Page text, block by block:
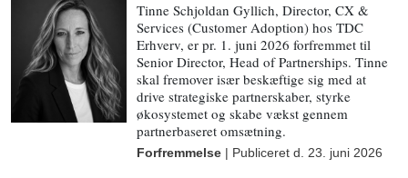
Tinne Schjoldan Gyllich, Director, CX &
Services (Customer Adoption) hos TDC
Erhverv, er pr. 1. juni 2026 forfremmet til
Senior Director, Head of Partnerships. Tinne
skal fremover især beskæftige sig med at
drive strategiske partnerskaber, styrke
økosystemet og skabe vækst gennem
partnerbaseret omsætning.
Forfremmelse| Publiceret d. 23. juni 2026